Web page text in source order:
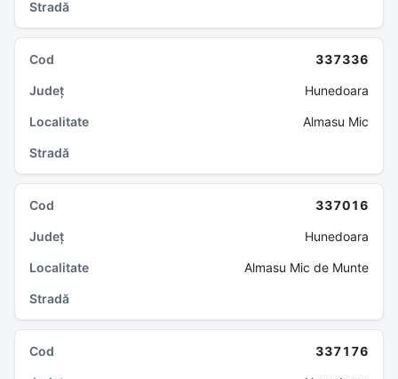
337336
Hunedoara
Almasu Mic
337016
Hunedoara
Almasu Mic de Munte
337176